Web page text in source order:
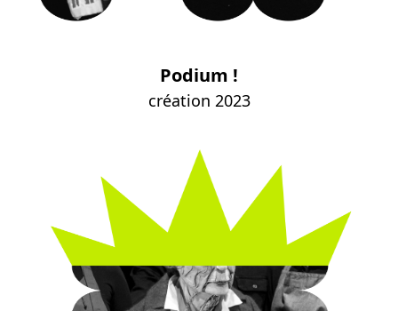
Podium !
création 2023